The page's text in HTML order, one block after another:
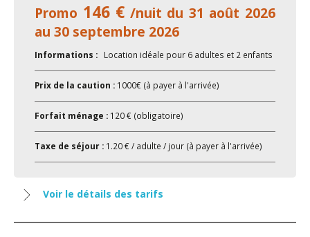
Promo 146 € /nuit du 31 août 2026
au 30 septembre 2026
Informations : Location idéale pour 6 adultes et 2 enfants
Prix de la caution : 1000€ (à payer à l'arrivée)
Forfait ménage : 120 € (obligatoire)
Taxe de séjour : 1.20 € / adulte / jour (à payer à l'arrivée)
Voir le détails des tarifs